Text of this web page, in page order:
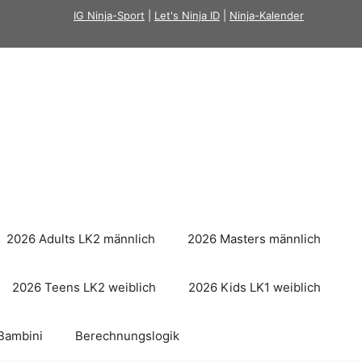
IG Ninja-Sport Let's Ninja ID Ninja-Kalender
2026 Adults LK2 männlich 2026 Masters männlich
2026 Teens LK2 weiblich 2026 Kids LK1 weiblich
Berechnungslogik